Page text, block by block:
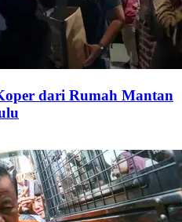
dari Rumah Mantan